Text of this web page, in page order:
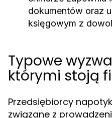
dokumentów oraz
księgowym z
Typowe
którymi stoją
Przedsiębiorcy
związane z